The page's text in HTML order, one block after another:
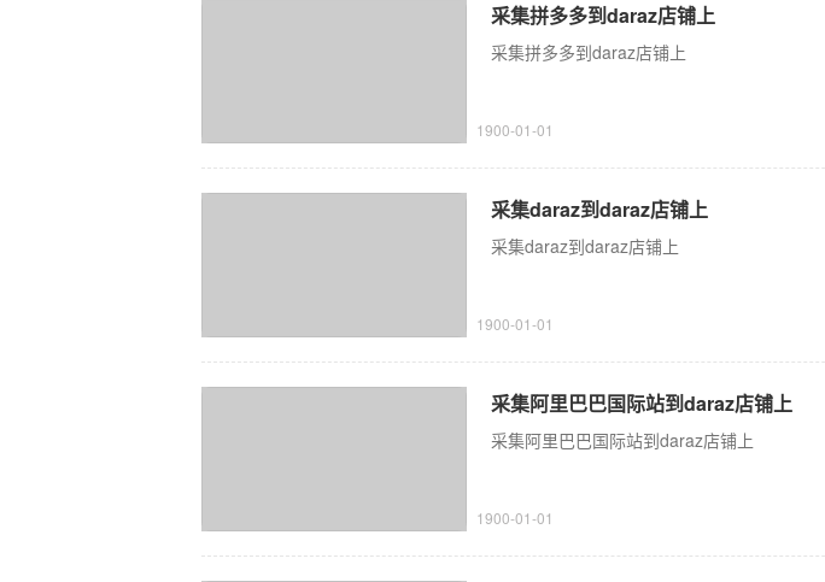
采集拼多多到daraz店铺上
采集拼多多到daraz店铺上
1900-01-01
采集daraz到daraz店铺上
采集daraz到daraz店铺上
1900-01-01
采集阿里巴巴国际站到daraz店铺上
采集阿里巴巴国际站到daraz店铺上
1900-01-01